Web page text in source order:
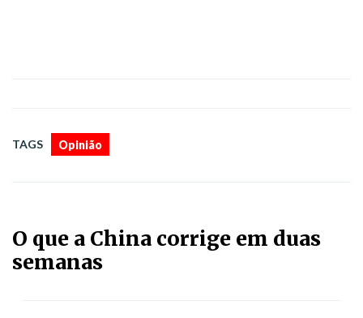
TAGS Opinião
O que a China corrige em duas
semanas